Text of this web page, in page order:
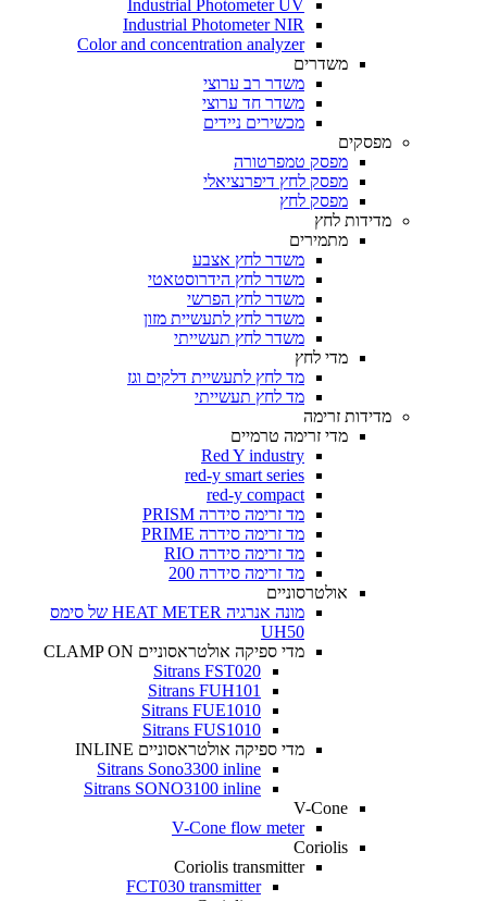
Industrial Photometer UV
Industrial Photometer NIR
Color and concentration analyzer
משדרים
משדר רב ערוצי
משדר חד ערוצי
מכשירים ניידים
מפסקים
מפסק טמפרטורה
מפסק לחץ דיפרנציאלי
מפסק לחץ
מדידות לחץ
מתמירים
משדר לחץ אצבע
משדר לחץ הידרוסטאטי
משדר לחץ הפרשי
משדר לחץ לתעשיית מזון
משדר לחץ תעשייתי
מדי לחץ
מד לחץ לתעשיית דלקים וגז
מד לחץ תעשייתי
מדידות זרימה
מדי זרימה טרמיים
Red Y industry
red-y smart series
red-y compact
מד זרימה סידרה PRISM
מד זרימה סידרה PRIME
מד זרימה סידרה RIO
מד זרימה סידרה 200
אולטרסוניים
מונה אנרגיה HEAT METER של סימס
UH50
מדי ספיקה אולטראסוניים CLAMP ON
Sitrans FST020
Sitrans FUH101
Sitrans FUE1010
Sitrans FUS1010
מדי ספיקה אולטראסוניים INLINE
Sitrans Sono3300 inline
Sitrans SONO3100 inline
V-Cone
V-Cone flow meter
Coriolis
Coriolis transmitter
FCT030 transmitter